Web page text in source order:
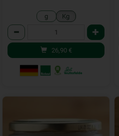
g Kg
Anzahl
26,90 €